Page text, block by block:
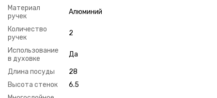
Материал
ручек
Алюминий
Количество
ручек
2
Использование
в духовке
Да
Длина посуды
28
Высота стенок
6.5